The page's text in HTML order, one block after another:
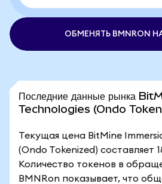
ОБМЕНЯТЬ BMNRON
Последние данные рынка
Technologies (Ondo
Текущая цена BitMine
(Ondo Tokenized) составляет
Количество токенов в
BMNRon показывает, что